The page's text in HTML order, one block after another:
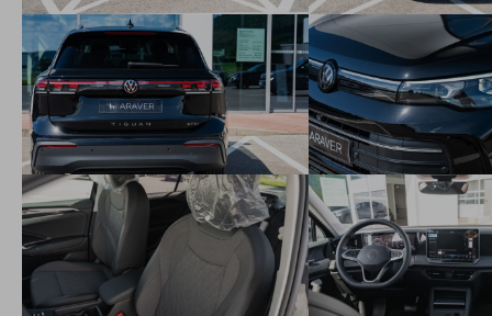
Car2X - online komunikácia medzi vozidlami, informácie o
kritických situáciách na trase
Rozpoznávanie dopravných značiek
Predné hlavové opierky bezpečnostne optimalizované
3-bodové bezpečnostné pásy na všetkých sedadlách,
vpredu výškovo nastaviteľné
3 hlavové opierky sedadiel vzadu
ISOFIX systém na uchytenie detských sedačiek na sedadle
spolujazdca a na 2 zadných sedadlách s dodatočným
istením Toptether
Systém rozpoznania únavy vodiča
Upozornenie na prekročenie rýchlosti